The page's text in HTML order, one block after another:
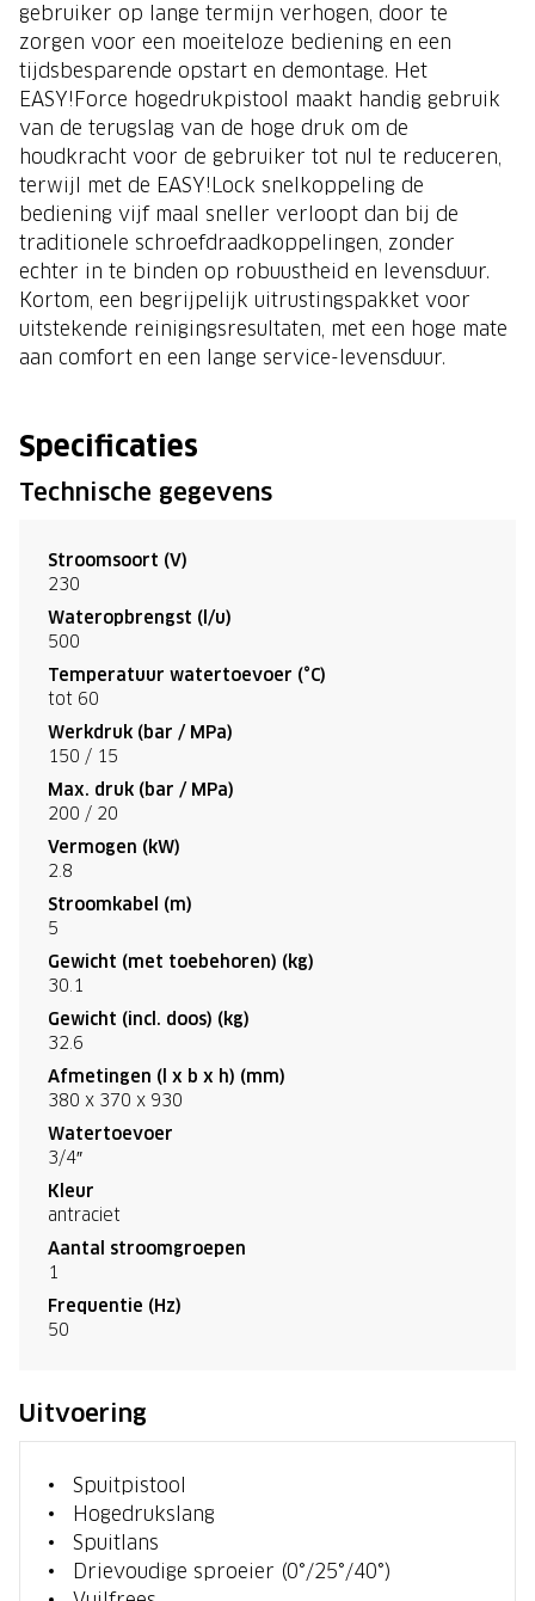
gebruiker op lange termijn verhogen, door te
zorgen voor een moeiteloze bediening en een
tijdsbesparende opstart en demontage. Het
EASY!Force hogedrukpistool maakt handig gebruik
van de terugslag van de hoge druk om de
houdkracht voor de gebruiker tot nul te reduceren,
terwijl met de EASY!Lock snelkoppeling de
bediening vijf maal sneller verloopt dan bij de
traditionele schroefdraadkoppelingen, zonder
echter in te binden op robuustheid en levensduur.
Kortom, een begrijpelijk uitrustingspakket voor
uitstekende reinigingsresultaten, met een hoge mate
aan comfort en een lange service-levensduur.
Specificaties
Technische gegevens
Stroomsoort (V)
230
Wateropbrengst (l/u)
500
Temperatuur watertoevoer (°C)
tot 60
Werkdruk (bar / MPa)
150 / 15
Max. druk (bar / MPa)
200 / 20
Vermogen (kW)
2.8
Stroomkabel (m)
5
Gewicht (met toebehoren) (kg)
30.1
Gewicht (incl. doos) (kg)
32.6
Afmetingen (l x b x h) (mm)
380 x 370 x 930
Watertoevoer
3/4″
Kleur
antraciet
Aantal stroomgroepen
1
Frequentie (Hz)
50
Uitvoering
Spuitpistool
Hogedrukslang
Spuitlans
Drievoudige sproeier (0°/25°/40°)